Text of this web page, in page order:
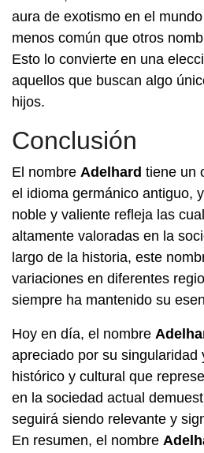
aura de exotismo en el
menos común que otros
Esto lo convierte en una
aquellos que buscan algo
hijos.
Conclusión
El nombre Adelhard tiene un
el idioma germánico antiguo,
noble y valiente refleja las
altamente valoradas en la
largo de la historia, este
variaciones en diferentes
siempre ha mantenido su
Hoy en día, el nombre
apreciado por su singularidad
histórico y cultural que
en la sociedad actual
seguirá siendo relevante y
En resumen, el nombre